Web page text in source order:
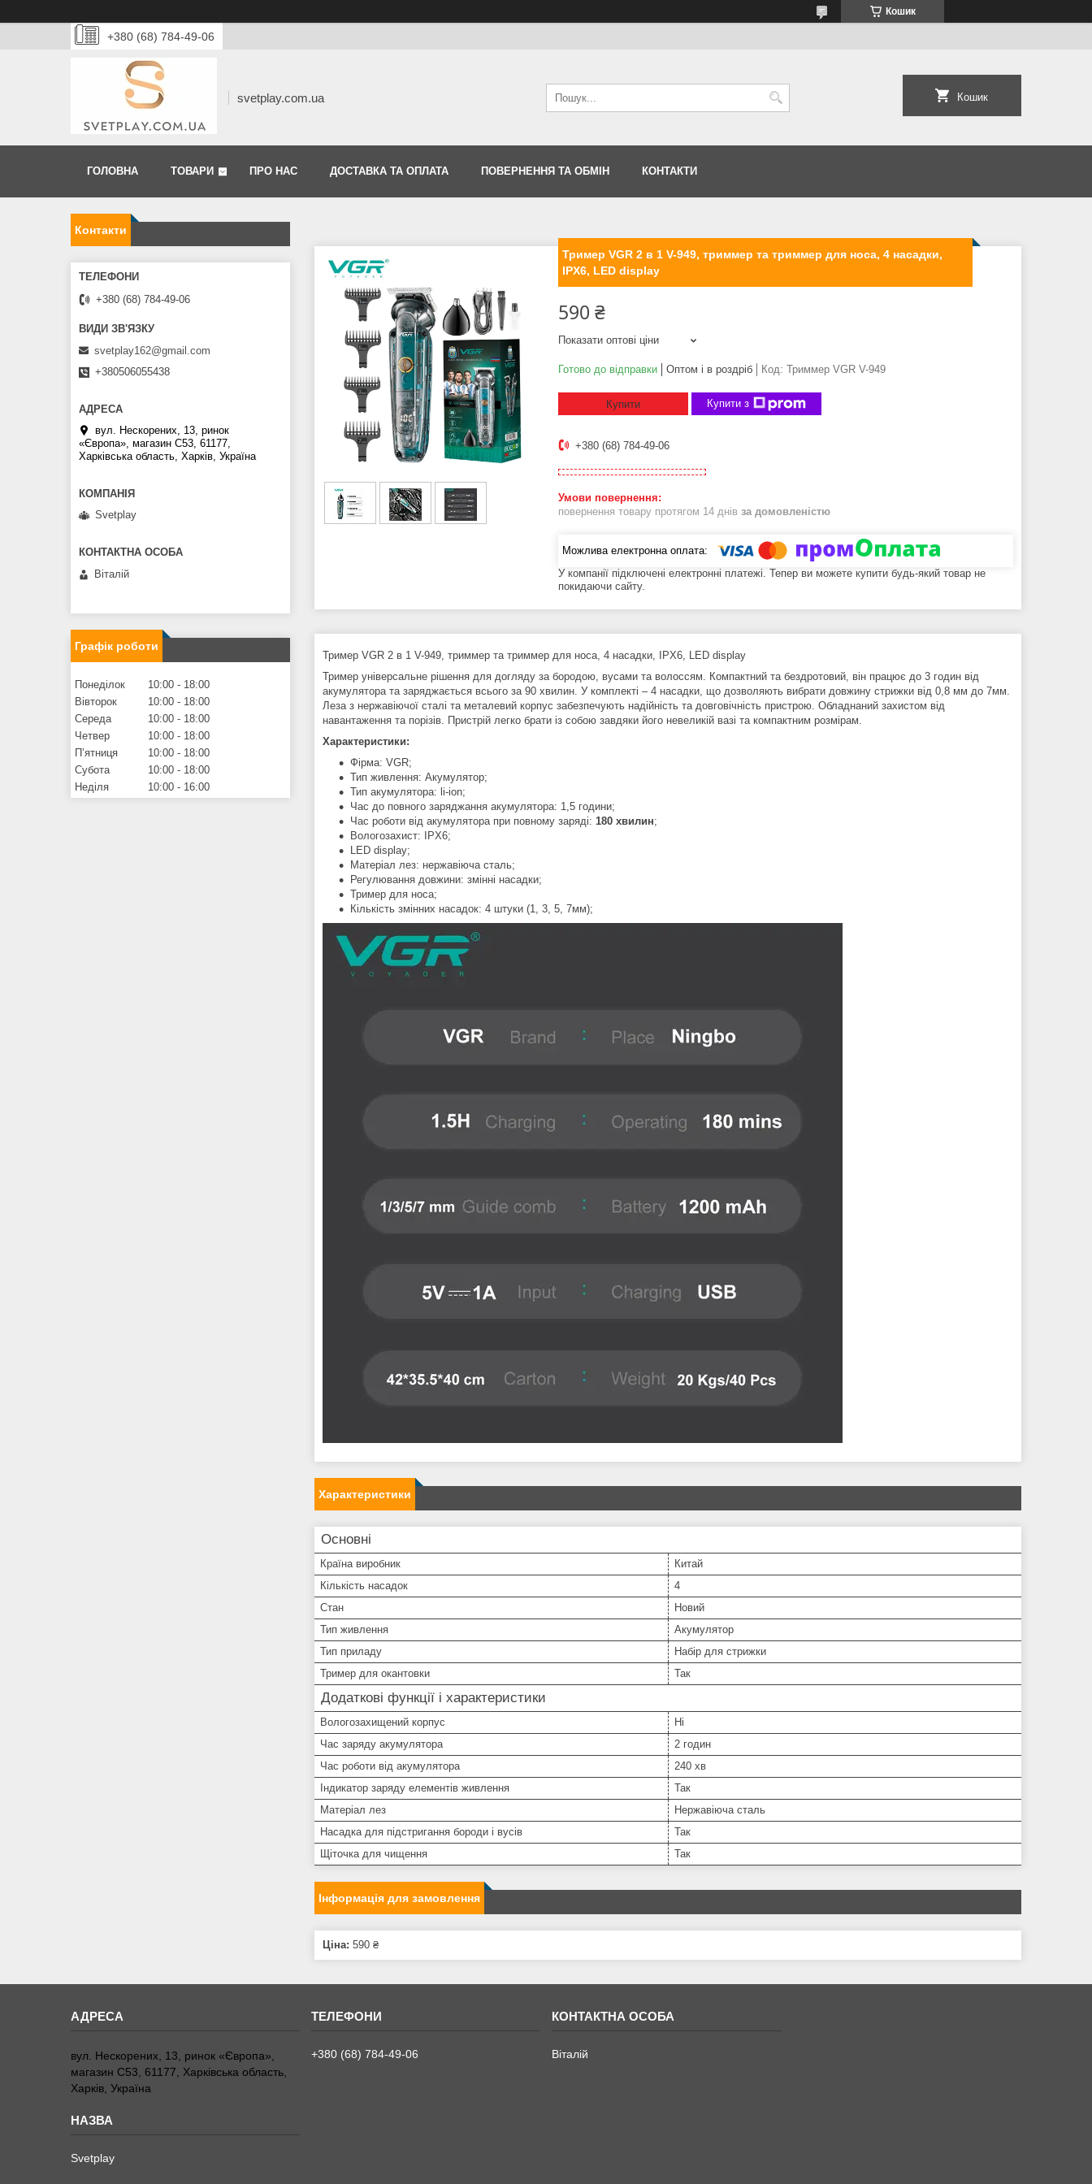
Кошик
+380 (68) 784-49-06
svetplay.com.ua Кошик
ГОЛОВНА ТОВАРИ ПРО НАС ДОСТАВКА ТА ОПЛАТА ПОВЕРНЕННЯ ТА ОБМІН КОНТАКТИ
Тример VGR 2 в 1 V-949, триммер та триммер для носа, 4 насадки,
IPX6, LED display
590 ₴
Показати оптові ціни
Готово до відправки Оптом і в роздріб Код: Триммер VGR V-949
Купити Купити з
+380 (68) 784-49-06
повернення товару протягом 14 днів за домовленістю
У компанії підключені електронні платежі. Тепер ви можете купити будь-який товар не
покидаючи сайту.
Тример VGR 2 в 1 V-949, триммер та триммер для носа, 4 насадки, IPX6, LED display
Тример універсальне рішення для догляду за бородою, вусами та волоссям. Компактний та бездротовий, він працює до 3 годин від
акумулятора та заряджається всього за 90 хвилин. У комплекті – 4 насадки, що дозволяють вибрати довжину стрижки від 0,8 мм до 7мм.
Леза з нержавіючої сталі та металевий корпус забезпечують надійність та довговічність пристрою. Обладнаний захистом від
навантаження та порізів. Пристрій легко брати із собою завдяки його невеликій вазі та компактним розмірам.
Характеристики:
Фірма: VGR;
Тип живлення: Акумулятор;
Тип акумулятора: li-ion;
Час до повного заряджання акумулятора: 1,5 години;
Час роботи від акумулятора при повному заряді: 180 хвилин;
Вологозахист: IPX6;
LED display;
Матеріал лез: нержавіюча сталь;
Регулювання довжини: змінні насадки;
Тример для носа;
Кількість змінних насадок: 4 штуки (1, 3, 5, 7мм);
Характеристики
Основні
Країна виробник
Китай
Кількість насадок
4
Стан
Новий
Тип живлення
Акумулятор
Тип приладу
Набір для стрижки
Тример для окантовки
Так
Додаткові функції і характеристики
Вологозахищений корпус
Ні
Час заряду акумулятора
2 годин
Час роботи від акумулятора
240 хв
Індикатор заряду елементів живлення
Так
Матеріал лез
Нержавіюча сталь
Насадка для підстригання бороди і вусів
Так
Щіточка для чищення
Так
Інформація для замовлення
Ціна: 590 ₴
Контакти
+380 (68) 784-49-06
svetplay162@gmail.com
+380506055438
вул. Нескорених, 13, ринок
«Європа», магазин С53, 61177,
Харківська область, Харків, Україна
Svetplay
Віталій
Графік роботи
Понеділок 10:00
18:00
Вівторок
10:00
18:00
Середа
10:00
18:00
Четвер
10:00
18:00
Пʼятниця
10:00
18:00
Субота
10:00
18:00
Неділя
10:00 16:00
вул. Нескорених, 13, ринок «Європа»,
магазин С53, 61177, Харківська область,
Харків, Україна
Svetplay
+380 (68) 784-49-06 Віталій